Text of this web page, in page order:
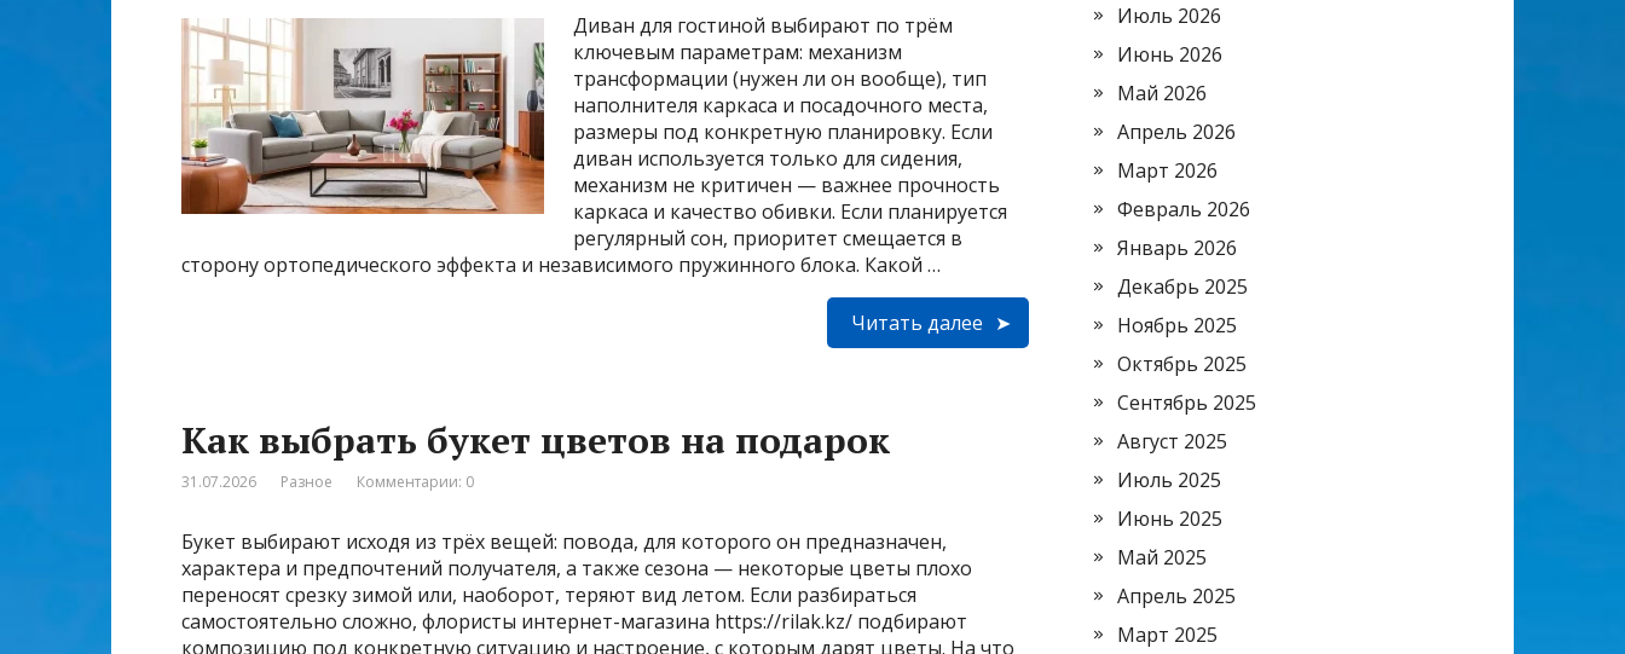
Диван для гостиной выбирают по трём
ключевым параметрам: механизм
трансформации (нужен ли он вообще), тип
наполнителя каркаса и посадочного места,
размеры под конкретную планировку. Если
диван используется только для сидения,
механизм не критичен — важнее прочность
каркаса и качество обивки. Если планируется
регулярный сон, приоритет смещается в
сторону ортопедического эффекта и независимого пружинного блока. Какой …
Читать далее
Как выбрать букет цветов на подарок
31.07.2026 Разное Комментарии: 0
Букет выбирают исходя из трёх вещей: повода, для которого он предназначен,
характера и предпочтений получателя, а также сезона — некоторые цветы плохо
переносят срезку зимой или, наоборот, теряют вид летом. Если разбираться
самостоятельно сложно, флористы интернет-магазина https://rilak.kz/ подбирают
композицию под конкретную ситуацию и настроение, с которым дарят цветы. На что
Июль 2026
Июнь 2026
Май 2026
Апрель 2026
Март 2026
Февраль 2026
Январь 2026
Декабрь 2025
Ноябрь 2025
Октябрь 2025
Сентябрь 2025
Август 2025
Июль 2025
Июнь 2025
Май 2025
Апрель 2025
Март 2025